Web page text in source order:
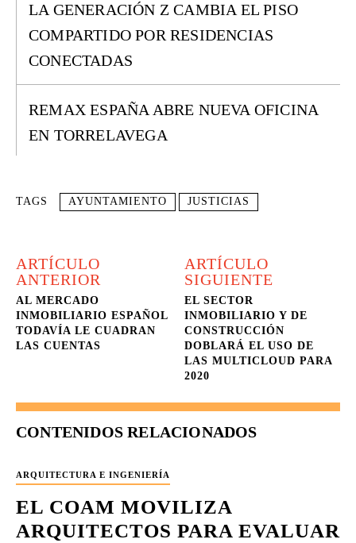
LA GENERACIÓN Z CAMBIA EL PISO
COMPARTIDO POR RESIDENCIAS
CONECTADAS
REMAX ESPAÑA ABRE NUEVA OFICINA
EN TORRELAVEGA
TAGS AYUNTAMIENTO JUSTICIAS
ARTÍCULO
ANTERIOR
AL MERCADO
INMOBILIARIO ESPAÑOL
TODAVÍA LE CUADRAN
LAS CUENTAS
ARTÍCULO
SIGUIENTE
EL SECTOR
INMOBILIARIO Y DE
CONSTRUCCIÓN
DOBLARÁ EL USO DE
LAS MULTICLOUD PARA
2020
CONTENIDOS RELACIONADOS
ARQUITECTURA E INGENIERÍA
EL COAM MOVILIZA
ARQUITECTOS PARA EVALUAR